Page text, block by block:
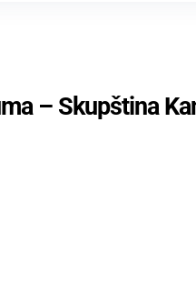
– Skupština